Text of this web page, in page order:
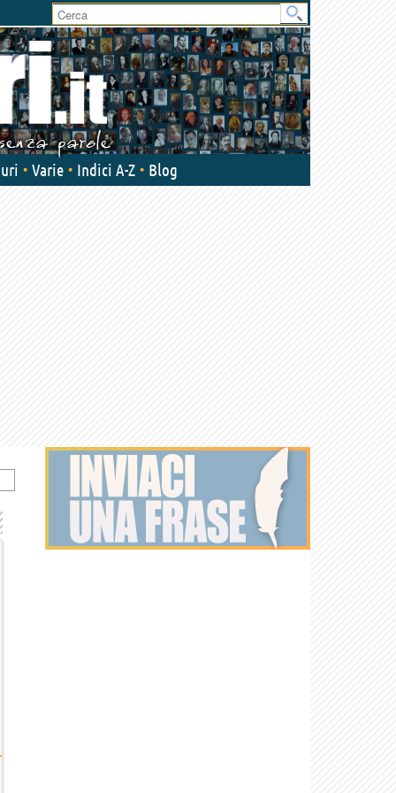
User
area
Varie Indici A-Z Blog